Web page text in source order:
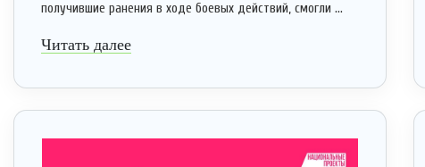
получившие ранения в ходе боевых действий, смогли ...
Читать далее